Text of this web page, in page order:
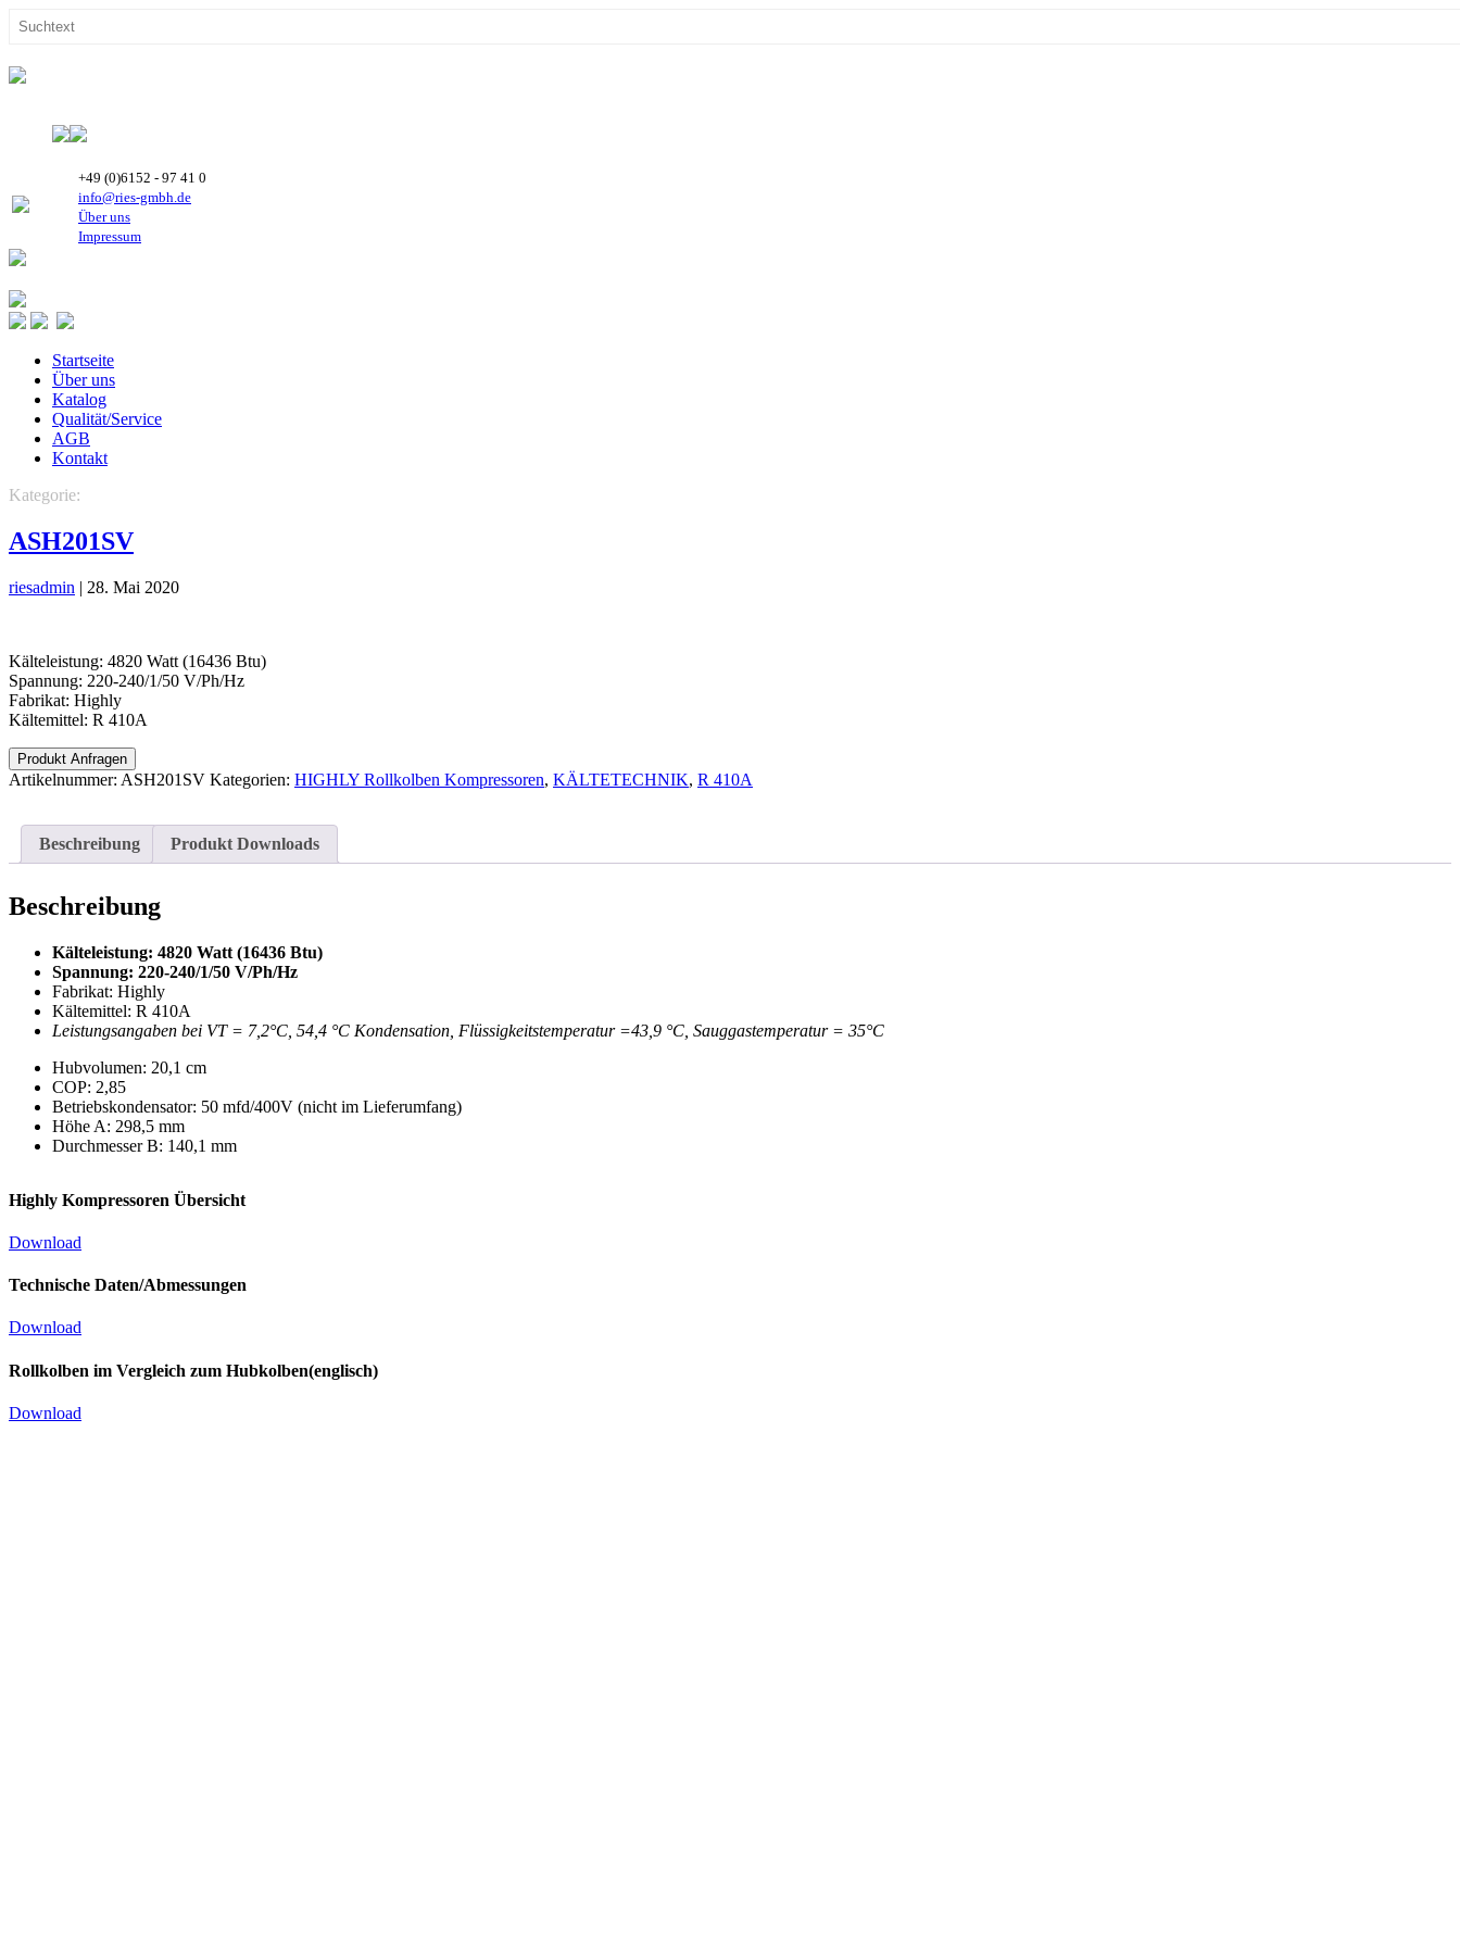
+49 (0)6152 - 97 41 0
info@ries-gmbh.de
Über uns
Impressum
Startseite
Über uns
Katalog
Qualität/Service
AGB
Kontakt
Kategorie:
ASH201SV
riesadmin | 28. Mai 2020
Kälteleistung: 4820 Watt (16436 Btu)
Spannung: 220-240/1/50 V/Ph/Hz
Fabrikat: Highly
Kältemittel: R 410A
Produkt Anfragen
Artikelnummer: ASH201SV Kategorien: HIGHLY Rollkolben Kompressoren, KÄLTETECHNIK, R 410A
Beschreibung Produkt Downloads
Beschreibung
Kälteleistung: 4820 Watt (16436 Btu)
Spannung: 220-240/1/50 V/Ph/Hz
Fabrikat: Highly
Kältemittel: R 410A
Leistungsangaben bei VT = 7,2°C, 54,4 °C Kondensation, Flüssigkeitstemperatur =43,9 °C, Sauggastemperatur = 35°C
Hubvolumen: 20,1 cm
COP: 2,85
Betriebskondensator: 50 mfd/400V (nicht im Lieferumfang)
Höhe A: 298,5 mm
Durchmesser B: 140,1 mm
Highly Kompressoren Übersicht
Download
Technische Daten/Abmessungen
Download
Rollkolben im Vergleich zum Hubkolben(englisch)
Download